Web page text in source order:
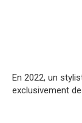
En 2022, un
exclusivement